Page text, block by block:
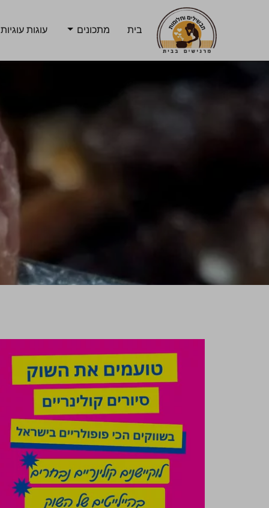
בית מתכונים עוגות